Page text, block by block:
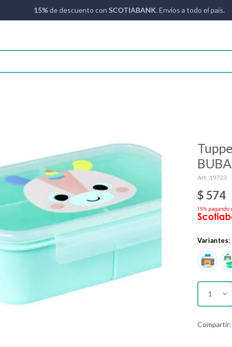
15%de descuento con SCOTIABANK. Envíos a todo el país.
19723
$ 574
Variantes:
1